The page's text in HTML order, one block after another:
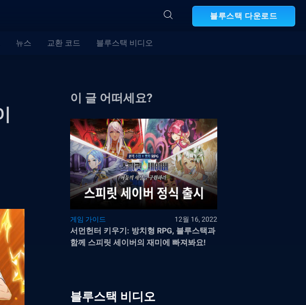
블루스택 다운로드
뉴스 교환 코드 블루스택 비디오
이 글 어떠세요?
게임 가이드 12월 16, 2022
서먼헌터 키우기: 방치형 RPG, 블루스택과
함께 스피릿 세이버의 재미에 빠져봐요!
블루스택 비디오